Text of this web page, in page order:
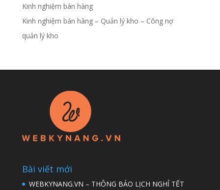
Kinh nghiệm bán hàng
Kinh nghiệm bán hàng – Quản lý kho – Công nợ
quản lý kho
Bài viết mới
WEBKYNANG.VN – THÔNG BÁO LỊCH NGHỈ TẾT